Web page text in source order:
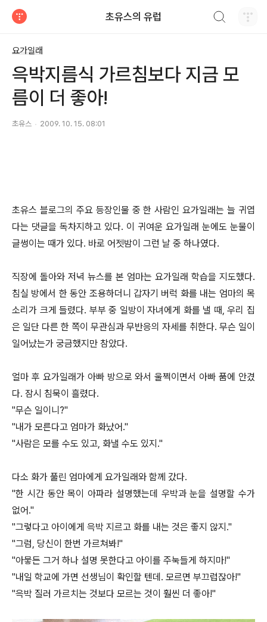
초유스의 유럽
요가일래
윽박지름식 가르침보다 지금 모
름이 더 좋아!
초유스 2009. 10. 15. 08:01
초유스 블로그의 주요 등장인물 중 한 사람인 요가일래는 늘 귀엽
다는 댓글을 독차지하고 있다. 이 귀여운 요가일래 눈에도 눈물이
글썽이는 때가 있다. 바로 어젯밤이 그런 날 중 하나였다.
직장에 돌아와 저녁 뉴스를 본 엄마는 요가일래 학습을 지도했다.
침실 방에서 한 동안 조용하더니 갑자기 버럭 화를 내는 엄마의 목
소리가 크게 들렸다. 부부 중 일방이 자녀에게 화를 낼 때, 우리 집
은 일단 다른 한 쪽이 무관심과 무반응의 자세를 취한다. 무슨 일이
일어났는가 궁금했지만 참았다.
얼마 후 요가일래가 아빠 방으로 와서 울쩍이면서 아빠 품에 안겼
다. 잠시 침묵이 흘렸다.
"무슨 일이니?"
"내가 모른다고 엄마가 화났어."
"사람은 모를 수도 있고, 화낼 수도 있지."
다소 화가 풀린 엄마에게 요가일래와 함께 갔다.
"한 시간 동안 목이 아파라 설명했는데 우박과 눈을 설명할 수가
없어."
"그렇다고 아이에게 윽박 지르고 화를 내는 것은 좋지 않지."
"그럼, 당신이 한번 가르쳐봐!"
"아뭏든 그거 하나 설명 못한다고 아이를 주눅들게 하지마!"
"내일 학교에 가면 선생님이 확인할 텐데. 모르면 부끄럽잖아!"
"윽박 질러 가르치는 것보다 모르는 것이 훨씬 더 좋아!"